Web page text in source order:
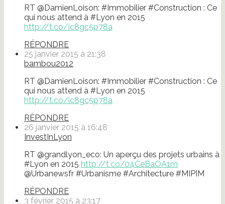
RT @DamienLoison: #Immobilier #Construction : Ce
qui nous attend à #Lyon en 2015
http://t.co/ic8gc5p78a
RÉPONDRE
25 janvier 2015 à 21:38
bambou2012
RT @DamienLoison: #Immobilier #Construction : Ce
qui nous attend à #Lyon en 2015
http://t.co/ic8gc5p78a
RÉPONDRE
26 janvier 2015 à 16:48
InvestInLyon
RT @grandlyon_eco: Un aperçu des projets urbains à
#Lyon en 2015 http://t.co/04CeBaOA1m
@Urbanewsfr #Urbanisme #Architecture #MIPIM
RÉPONDRE
3 février 2015 à 23:17